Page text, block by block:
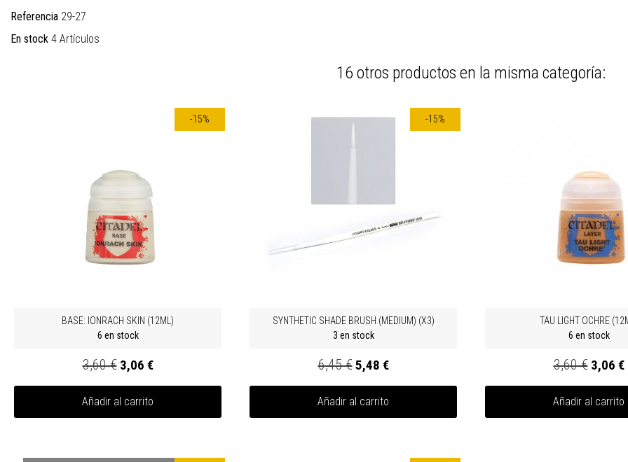
Referencia 29-27
En stock 4 Artículos
16 otros productos en la misma categoría:
-15%
BASE: IONRACH SKIN (12ML)
6 en stock
3,60 € 3,06 €
Añadir al carrito
-15%
SYNTHETIC SHADE BRUSH (MEDIUM) (X3)
3 en stock
6,45 €5,48 €
Añadir al carrito
TAU LIGHT OCHRE
6 en stock
3,60 € 3,06 €
Añadir al carrito